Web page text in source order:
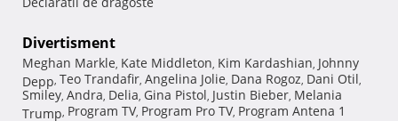
Divertisment
Meghan Markle, Kate Middleton, Kim Kardashian, Johnny
Depp, Teo Trandafir, Angelina Jolie, Dana Rogoz, Dani Otil,
Smiley, Andra, Delia, Gina Pistol, Justin Bieber, Melania
Trump, Program TV, Program Pro TV, Program Antena 1